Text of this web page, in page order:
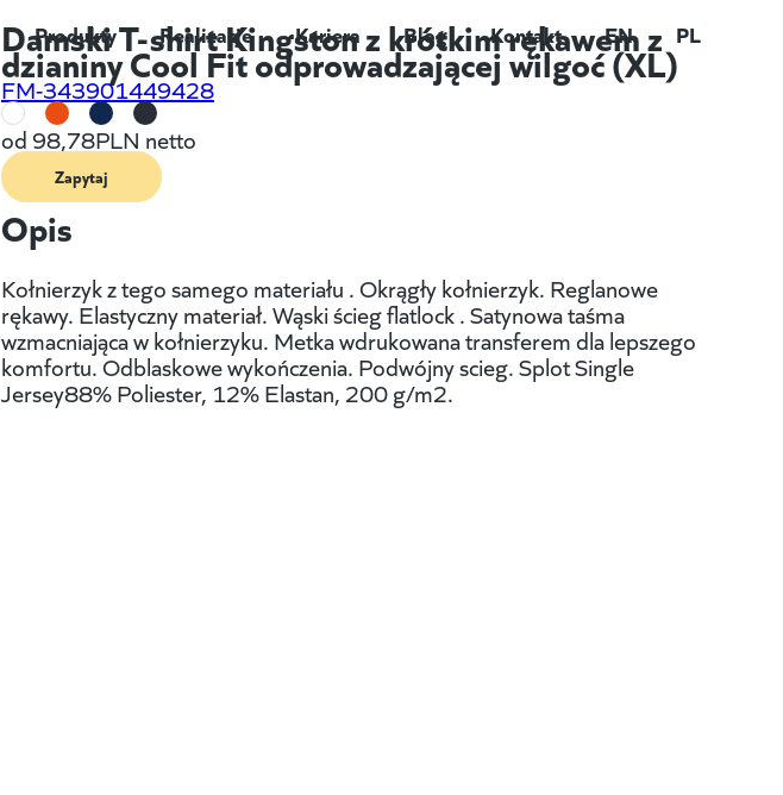
Produkty Realizacje Kariera Blog Kontakt EN PL
Damski T-shirt Kingston z krótkim rękawem z
dzianiny Cool Fit odprowadzającej wilgoć (XL)
FM-343901449428
od98,78PLN netto
Zapytaj
Opis
Kołnierzyk z tego samego materiału . Okrągły kołnierzyk. Reglanowe
rękawy. Elastyczny materiał. Wąski ścieg flatlock . Satynowa taśma
wzmacniająca w kołnierzyku. Metka wdrukowana transferem dla lepszego
komfortu. Odblaskowe wykończenia. Podwójny scieg. Splot Single
Jersey88% Poliester, 12% Elastan, 200 g/m2.